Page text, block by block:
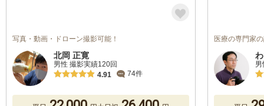
写真・動画・ドローン撮影可能！
北岡 正寛
男性 撮影実績120回
4.91
74件
医療の専門家